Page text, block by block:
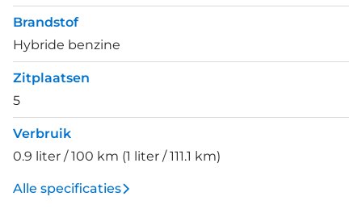
Brandstof
Hybride benzine
Zitplaatsen
5
Verbruik
0.9 liter / 100 km (1 liter / 111.1 km)
Alle specificaties